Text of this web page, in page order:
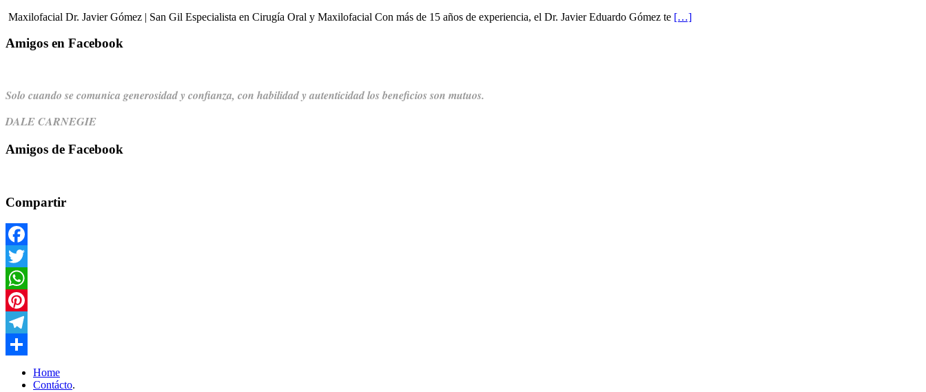
Maxilofacial Dr. Javier Gómez | San Gil Especialista en Cirugía Oral y Maxilofacial Con más de 15 años de experiencia, el Dr. Javier Eduardo Gómez te […]
Amigos en Facebook
Solo cuando se comunica generosidad y confianza, con habilidad y autenticidad los beneficios son mutuos.
DALE CARNEGIE
Amigos de Facebook
Compartir
Facebook
Twitter
WhatsApp
Pinterest
Telegram
Compartir
Home
Contácto.